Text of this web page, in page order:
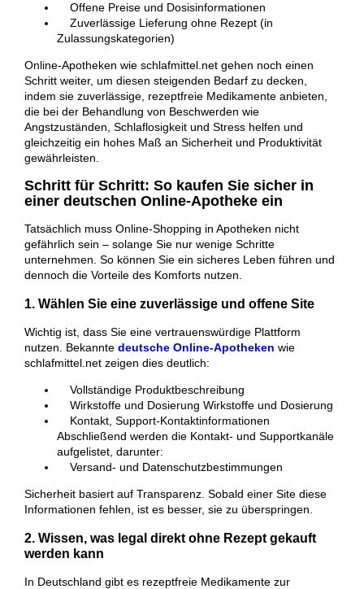
Offene Preise und Dosisinformationen
Zuverlässige Lieferung ohne Rezept (in
Zulassungskategorien)
Online-Apotheken wie schlafmittel.net gehen noch einen
Schritt weiter, um diesen steigenden Bedarf zu decken,
indem sie zuverlässige, rezeptfreie Medikamente anbieten,
die bei der Behandlung von Beschwerden wie
Angstzuständen, Schlaflosigkeit und Stress helfen und
gleichzeitig ein hohes Maß an Sicherheit und Produktivität
gewährleisten.
Schritt für Schritt: So kaufen Sie sicher in
einer deutschen Online-Apotheke ein
Tatsächlich muss Online-Shopping in Apotheken nicht
gefährlich sein – solange Sie nur wenige Schritte
unternehmen. So können Sie ein sicheres Leben führen und
dennoch die Vorteile des Komforts nutzen.
1. Wählen Sie eine zuverlässige und offene Site
Wichtig ist, dass Sie eine vertrauenswürdige Plattform
nutzen. Bekannte deutsche Online-Apotheken wie
schlafmittel.net zeigen dies deutlich:
Vollständige Produktbeschreibung
Wirkstoffe und Dosierung Wirkstoffe und Dosierung
Kontakt, Support-Kontaktinformationen
Abschließend werden die Kontakt- und Supportkanäle
aufgelistet, darunter:
Versand- und Datenschutzbestimmungen
Sicherheit basiert auf Transparenz. Sobald einer Site diese
Informationen fehlen, ist es besser, sie zu überspringen.
2. Wissen, was legal direkt ohne Rezept gekauft
werden kann
In Deutschland gibt es rezeptfreie Medikamente zur